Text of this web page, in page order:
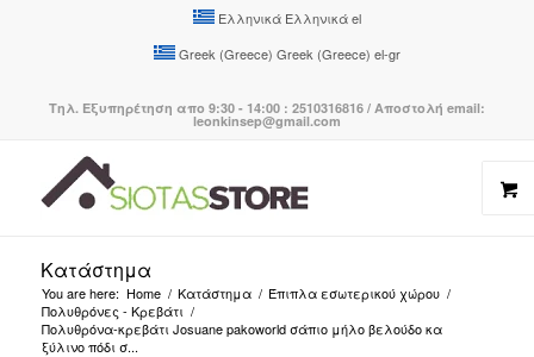
Ελληνικά Ελληνικάel
Greek (Greece) Greek (Greece) el-gr
Τηλ. Εξυπηρέτηση απο 9:30 - 14:00 : 2510316816 / Αποστολή email:
leonkinsep@gmail.com
Κατάστημα
You are here: Home / Κατάστημα / Έπιπλα εσωτερικού χώρου /
Πολυθρόνες - Κρεβάτι /
Πολυθρόνα-κρεβάτι Josuane pakoworld σάπιο μήλο βελούδο κα
ξύλινο πόδι σ...